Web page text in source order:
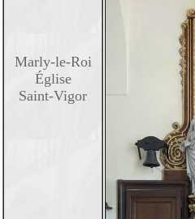
Marly-le-Roi
Église
Saint-Vigor